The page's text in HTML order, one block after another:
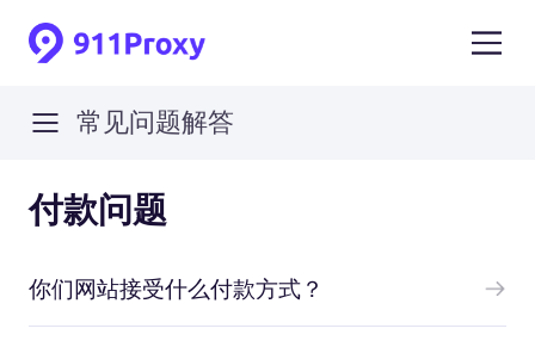
常见问题解答
付款问题
你们网站接受什么付款方式？